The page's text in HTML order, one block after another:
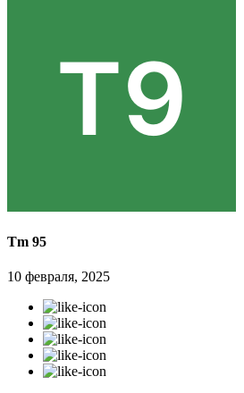
Tm 95
10 февраля, 2025